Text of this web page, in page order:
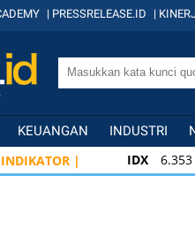
| PRESSRELEASE.ID |
KEUANGAN INDUSTRI
INDIKATOR | IDX